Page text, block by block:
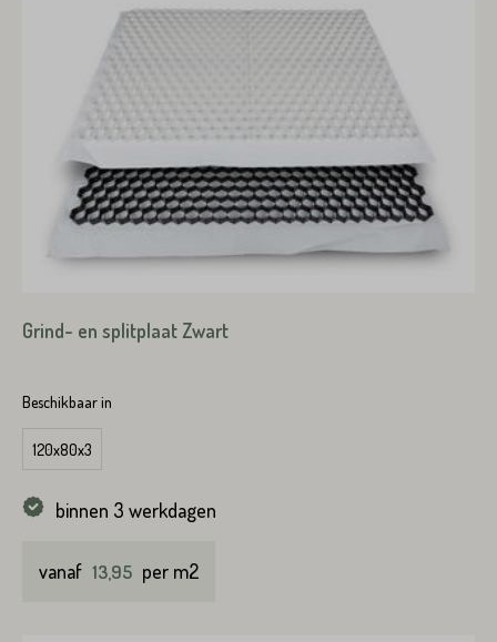
Grind- en splitplaat Zwart
Beschikbaar in
120x80x3
binnen 3 werkdagen
vanaf 13,95 per m2
Product*
Variant*
Voornaam*